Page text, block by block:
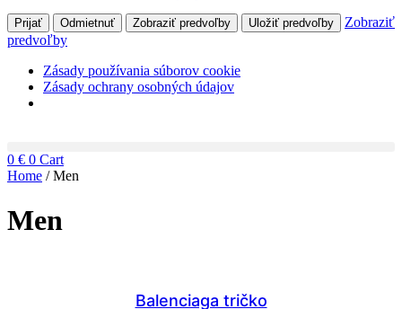
Prijať Odmietnuť Zobraziť predvoľby Uložiť predvoľby
Zobraziť
predvoľby
Zásady používania súborov cookie
Zásady ochrany osobných údajov
content
0 € 0 Cart
Home / Men
Men
Balenciaga tričko